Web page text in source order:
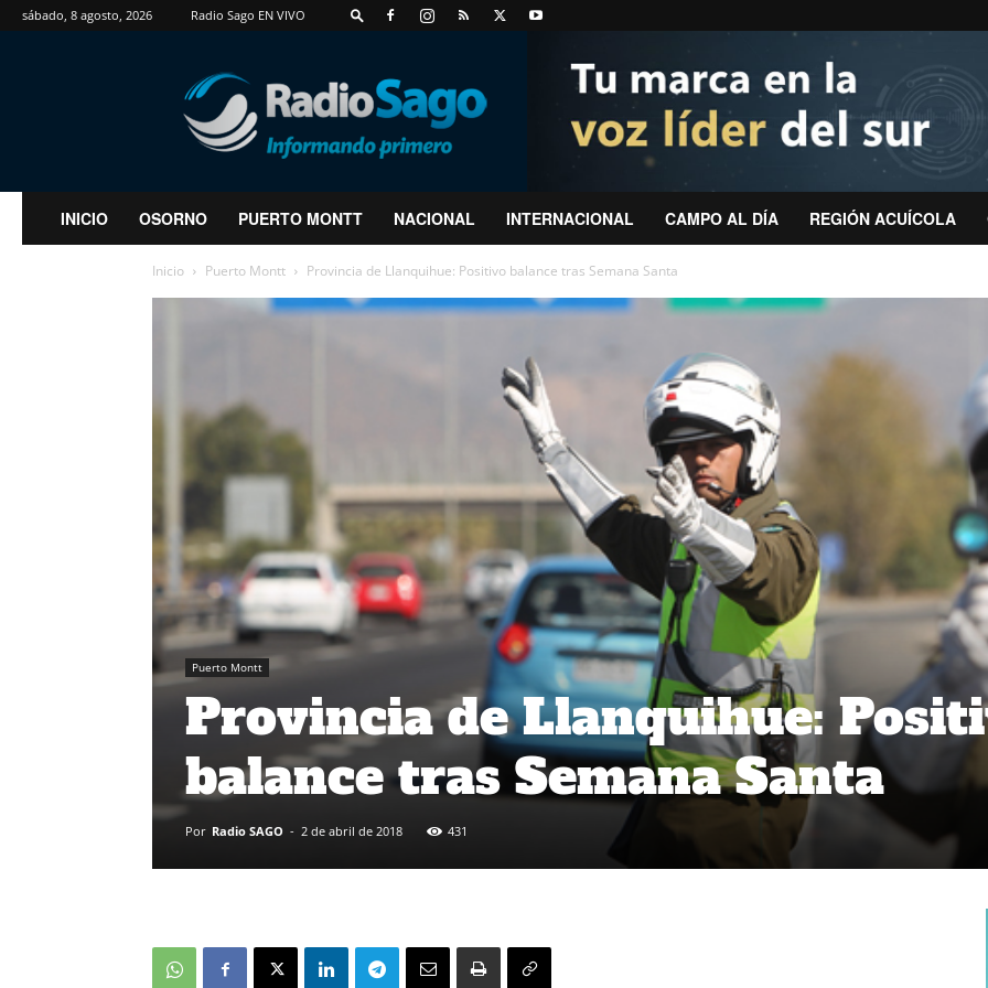
sábado, 8 agosto, 2026 Radio Sago EN VIVO
RadioSago
INICIO OSORNO PUERTO MONTT NACIONAL INTERNACIONAL CAMPO AL DÍA REGIÓN ACUÍCOLA
Inicio Puerto Montt Provincia de Llanquihue: Positivo balance tras Semana Santa
Puerto Montt
Provincia de Llanquihue:
balance tras Semana Santa
Por Radio SAGO - 2 de abril de 2018 431